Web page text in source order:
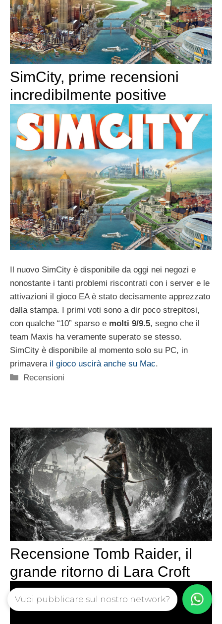
SimCity, prime recensioni
incredibilmente positive
Il nuovo SimCity è disponibile da oggi nei negozi e
nonostante i tanti problemi riscontrati con i server e le
attivazioni il gioco EA è stato decisamente apprezzato
dalla stampa. I primi voti sono a dir poco strepitosi,
con qualche “10” sparso e molti 9/9.5, segno che il
team Maxis ha veramente superato se stesso.
SimCity è disponibile al momento solo su PC, in
primavera il gioco uscirà anche su Mac.
Categorie
Recensioni
Recensione Tomb Raider, il
grande ritorno di Lara Croft
Vuoi pubblicare sul nostro network?